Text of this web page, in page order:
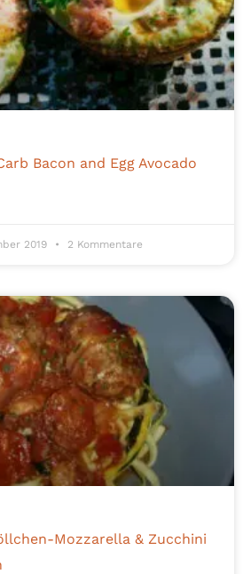
Bacon and Egg Avocado
2019 2 Kommentare
Mozzarella & Zucchini